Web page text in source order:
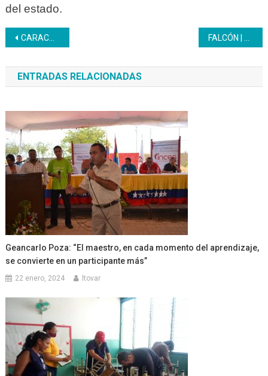
del estado.
Navegación
de
entradas
CARACAS | Inces busca alianzas y convenios con Autotech Taller-Escuela FALCÓN | REDI Occidente construye Plan de Formación de Facilitadores y Trabajadores Inces
ENTRADAS RELACIONADAS
Geancarlo Poza: “El maestro, en cada momento del aprendizaje,
se convierte en un participante más”
22 enero, 2024 ltovar